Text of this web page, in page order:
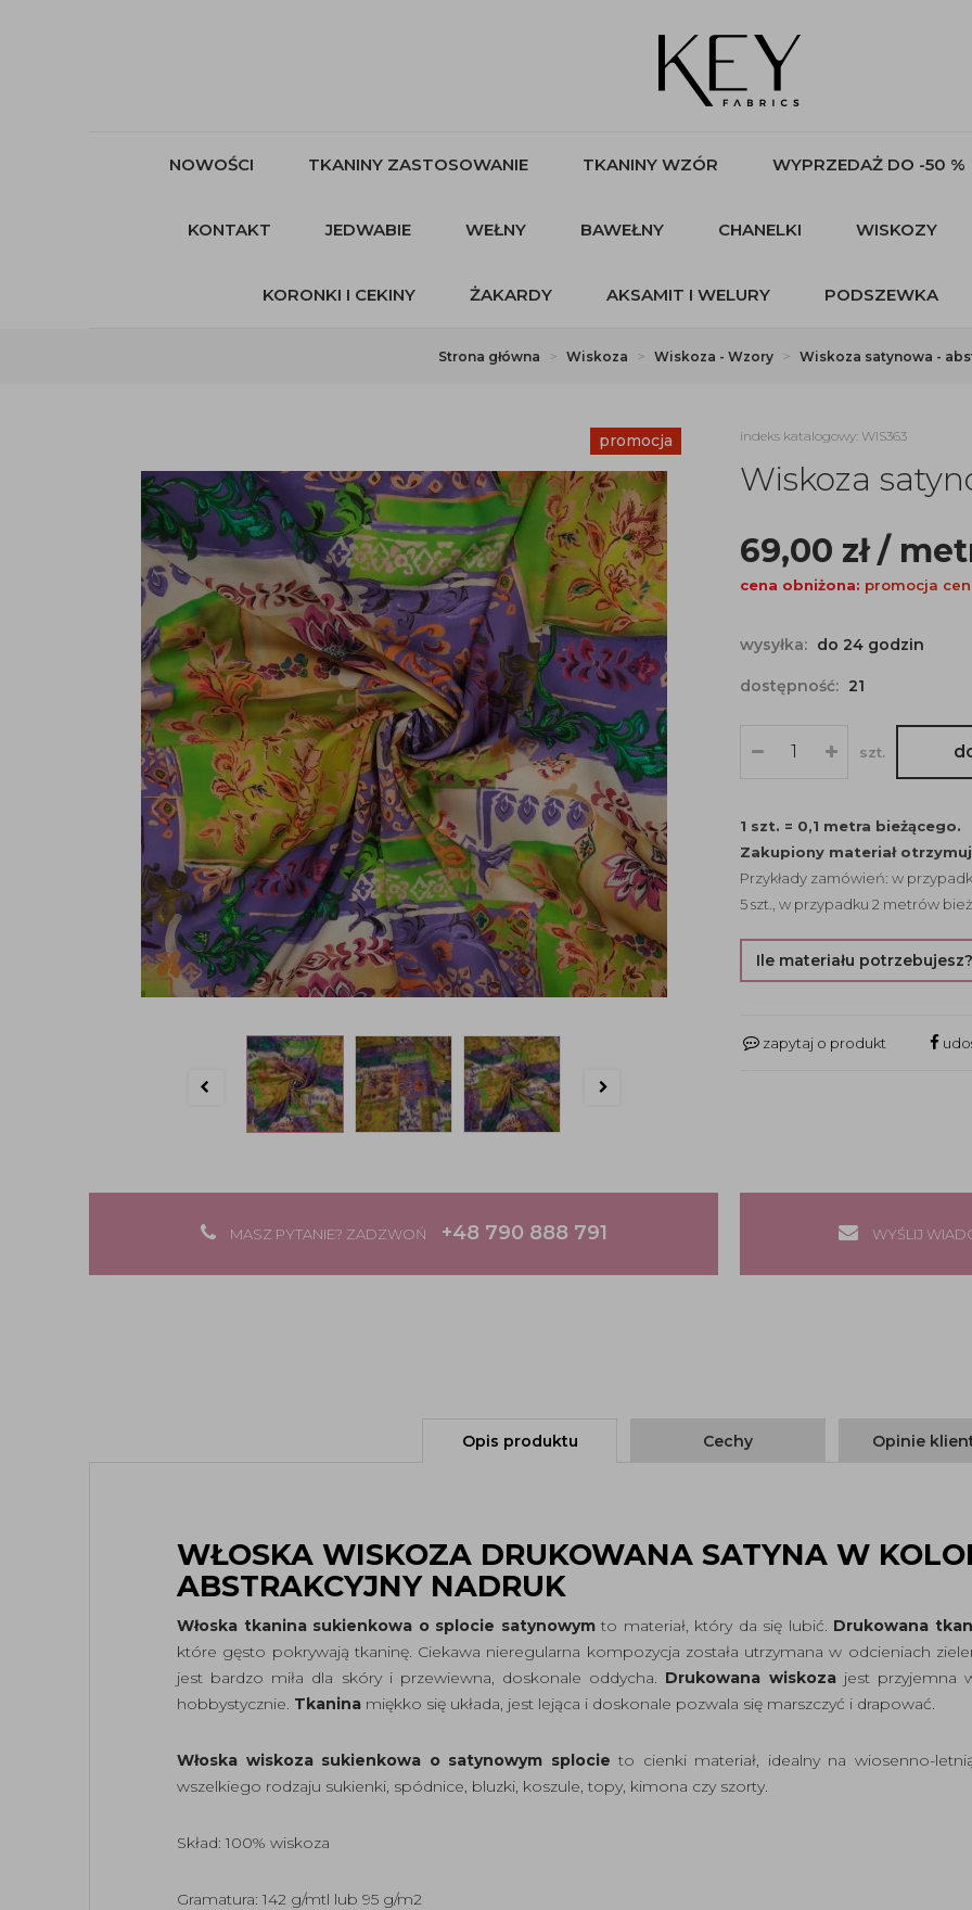
NOWOŚCI TKANINY ZASTOSOWANIE TKANINY WZÓR WYPRZEDAŻ DO -50 %
KONTAKT JEDWABIE WEŁNY BAWEŁNY CHANELKI WISKOZY
KORONKI I CEKINY ŻAKARDY AKSAMIT I WELURY PODSZEWKA
Strona główna Wiskoza Wiskoza - Wzory Wiskoza satynowa -
promocja indeks katalogowy: WIS363
Wiskoza
69,00 zł/
cena obniżona: promocja
wysyłka: do 24 godzin
dostępność: 21
szt.
1 szt. = 0,1 metra bieżącego.
Zakupiony materiał
Przykłady zamówień: w
5 szt., w przypadku 2 metrów
Ile materiału potrzebujesz?
zapytaj o produkt
MASZ PYTANIE? ZADZWOŃ +48 790 888 791 WYŚLIJ
Opis produktu Cechy Opinie
WŁOSKA WISKOZA DRUKOWANA SATYNA W
ABSTRAKCYJNY NADRUK
Włoska tkanina sukienkowa o splocie satynowymto materiał, który da się lubić. Drukowana
które gęsto pokrywają tkaninę. Ciekawa nieregularna kompozycja została utrzymana w odcieniach
jest bardzo miła dla skóry i przewiewna, doskonale oddycha. Drukowana wiskozajest przyjemna
hobbystycznie. Tkanina miękko się układa, jest lejąca i doskonale pozwala się marszczyć i drapować.
Włoska wiskoza sukienkowa o satynowym splocie to cienki materiał, idealny na wiosenno-
wszelkiego rodzaju sukienki, spódnice, bluzki, koszule, topy, kimona czy szorty.
Skład: 100% wiskoza
Gramatura: 142 g/mtl lub 95 g/m2